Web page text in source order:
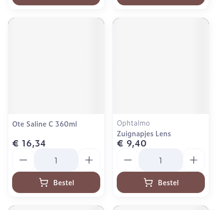
Ote Saline C 360ml
€ 16,34
Bestel
Ophtalmo
Zuignapjes Lens
€ 9,40
Bestel